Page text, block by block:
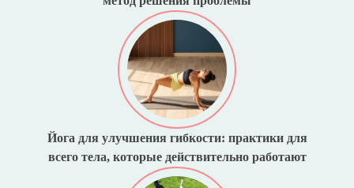
Йога для улучшения гибкости: практики для
всего тела, которые действительно работают